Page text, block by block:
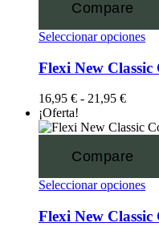
Compare
Seleccionar opciones
Flexi New Classic
16,95 € - 21,95 €
¡Oferta!
Compare
Seleccionar opciones
Flexi New Classic